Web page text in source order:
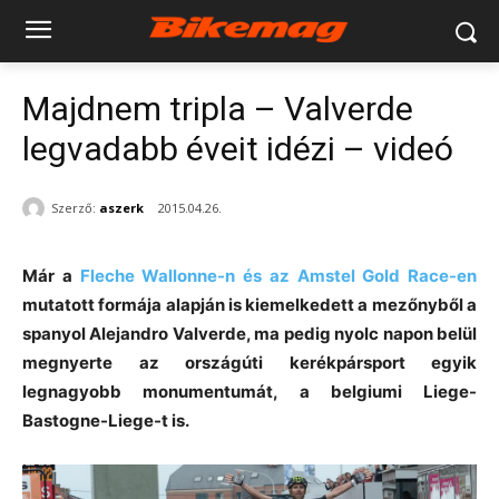
Majdnem tripla – Valverde
legvadabb éveit idézi – videó
Szerző: aszerk 2015.04.26.
Már a Fleche Wallonne-n és az Amstel Gold Race-en
mutatott formája alapján is kiemelkedett a mezőnyből a
spanyol Alejandro Valverde, ma pedig nyolc napon belül
megnyerte az országúti kerékpársport egyik
legnagyobb monumentumát, a belgiumi Liege-
Bastogne-Liege-t is.